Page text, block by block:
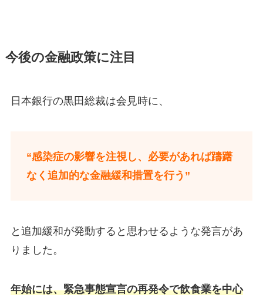
今後の金融政策に注目
日本銀行の黒田総裁は会見時に、
“感染症の影響を注視し、必要があれば躊躇
なく追加的な金融緩和措置を行う”
と追加緩和が発動すると思わせるような発言があ
りました。
年始には、緊急事態宣言の再発令で飲食業を中心